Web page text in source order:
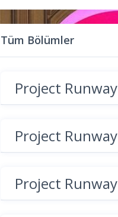
Tüm Bölümler
Project Runway
Project Runway
Project Runway